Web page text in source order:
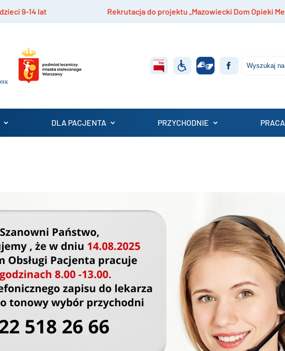
Rekrutacja do projektu „Mazowiecki Dom Opieki Medycznej”
DLA PACJENTA PRZYCHODNIE PRACA